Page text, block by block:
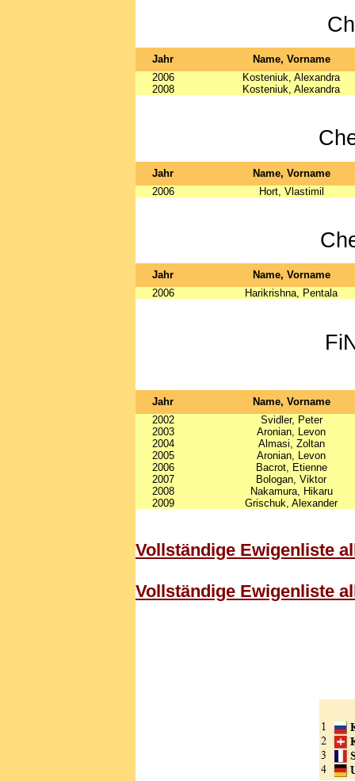
Jahr
Name, Vorname
2006
Kosteniuk, Alexandra
2008
Kosteniuk, Alexandra
Jahr
Name, Vorname
2006
Hort, Vlastimil
Jahr
Name, Vorname
2006
Harikrishna, Pentala
Jahr
Name, Vorname
2002
Svidler, Peter
2003
Aronian, Levon
2004
Almasi, Zoltan
2005
Aronian, Levon
2006
Bacrot, Etienne
2007
Bologan, Viktor
2008
Nakamura, Hikaru
2009
Grischuk, Alexander
Vollständige Ewigenliste
Vollständige Ewigenliste